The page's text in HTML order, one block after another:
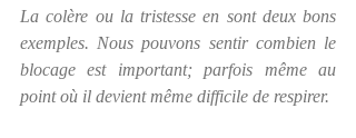
La colère ou la tristesse en sont deux bons
exemples. Nous pouvons sentir combien le
blocage est important; parfois même au
point où il devient même difficile de respirer.